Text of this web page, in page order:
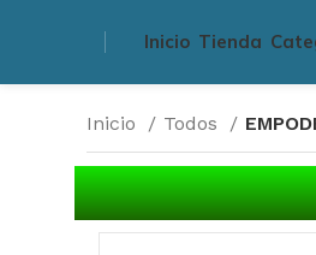
Inicio Tienda
Inicio Todos